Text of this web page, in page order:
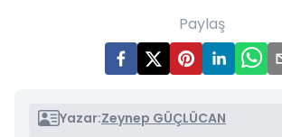
Paylaş
Yazar:Zeynep GÜÇLÜCAN